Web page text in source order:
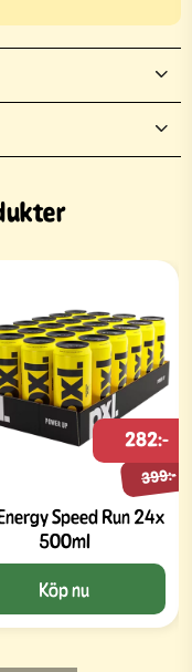
Speed Run 24x
500ml
399:-
282:-
Köp nu